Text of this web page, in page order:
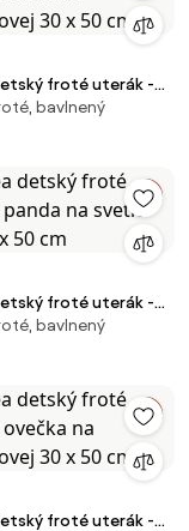
froté uterák -
30 x 50
bavlnený
froté uterák -
sivej 30 x 50
bavlnený
froté uterák -